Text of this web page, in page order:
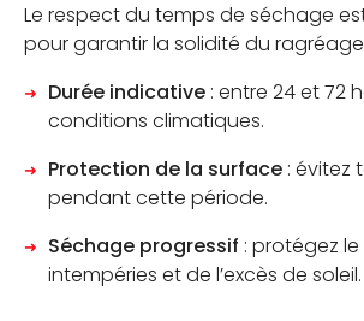
Le respect du temps de séchage
pour garantir la solidité du
Durée indicative : entre 24 et 72
conditions climatiques.
Protection de la surface : évitez
pendant cette période.
Séchage progressif : protégez
intempéries et de l’excès de soleil.